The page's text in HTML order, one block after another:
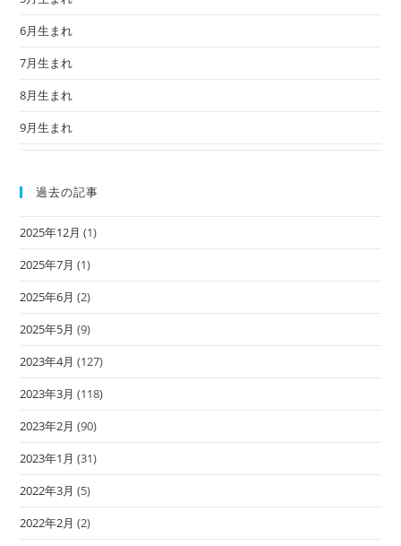
6月生まれ
7月生まれ
8月生まれ
9月生まれ
過去の記事
2025年12月 (1)
2025年7月 (1)
2025年6月 (2)
2025年5月 (9)
2023年4月 (127)
2023年3月 (118)
2023年2月 (90)
2023年1月 (31)
2022年3月 (5)
2022年2月 (2)